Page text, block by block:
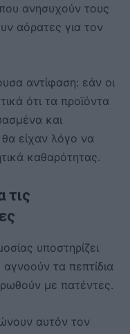
ανησυχούν τους
αόρατες για τον
αντίφαση: εάν οι
ότι τα προϊόντα
και
είχαν λόγο να
καθαρότητας.
τις
υποστηρίζει
αγνοούν τα πεπτίδια
με πατέντες.
αυτόν τον